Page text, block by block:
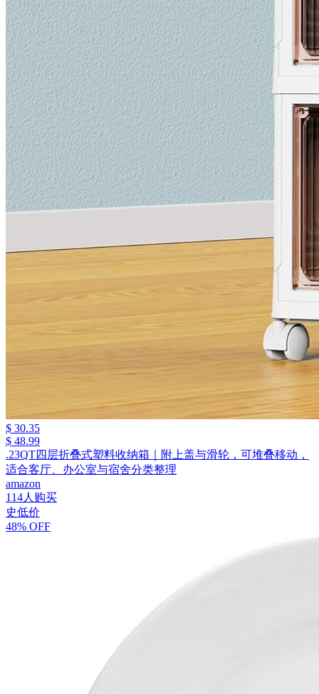
$ 30.35
$ 48.99
.23QT四层折叠式塑料收纳箱｜附上盖与滑轮，可堆叠移动，
适合客厅、办公室与宿舍分类整理
amazon
114人购买
史低价
48% OFF